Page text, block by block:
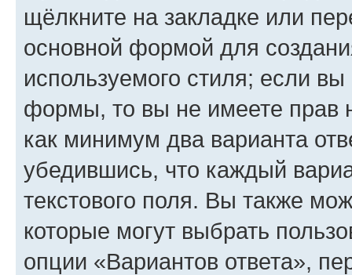
щёлкните на закладке или
основной формой для
используемого стиля; если
формы, то вы не имеете прав
как минимум два варианта
убедившись, что каждый
текстового поля. Вы также
которые могут выбрать
опции «Вариантов ответа»,